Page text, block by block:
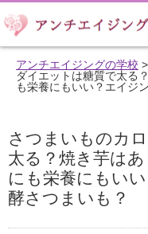
アンチエイジングの学校 >
ダイエットは糖質で太る
も栄養にもいい？エイジ
さつまいものカ
太る？焼き芋は
にも栄養にもい
酵さつまいも？